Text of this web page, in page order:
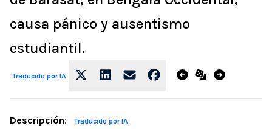
causa pánico y ausentismo
estudiantil.
Traducido por IA
Descripción: Traducido por IA